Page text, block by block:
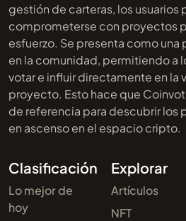
gestión de carteras, los usuarios
comprometerse con proyectos
esfuerzo. Se presenta como
en la comunidad, permitiendo a
votar e influir directamente en la
proyecto. Esto hace que
de referencia para descubrir los
en ascenso en el espacio cripto.
Clasificación
Lo mejor de
hoy
Explorar
Artículos
NFT